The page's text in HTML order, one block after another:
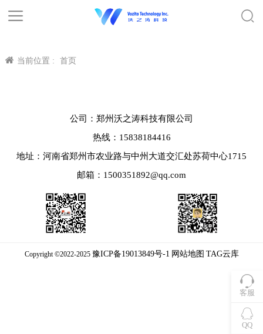
当前位置 : 首页
客服
QQ
公司：郑州沃之涛科技有限公司
热线：15838184416
地址：河南省郑州市农业路与中州大道交汇处苏荷中心1715
邮箱：1500351892@qq.com
Copyright ©2022-2025 豫ICP备19013849号-1 网站地图 TAG云库